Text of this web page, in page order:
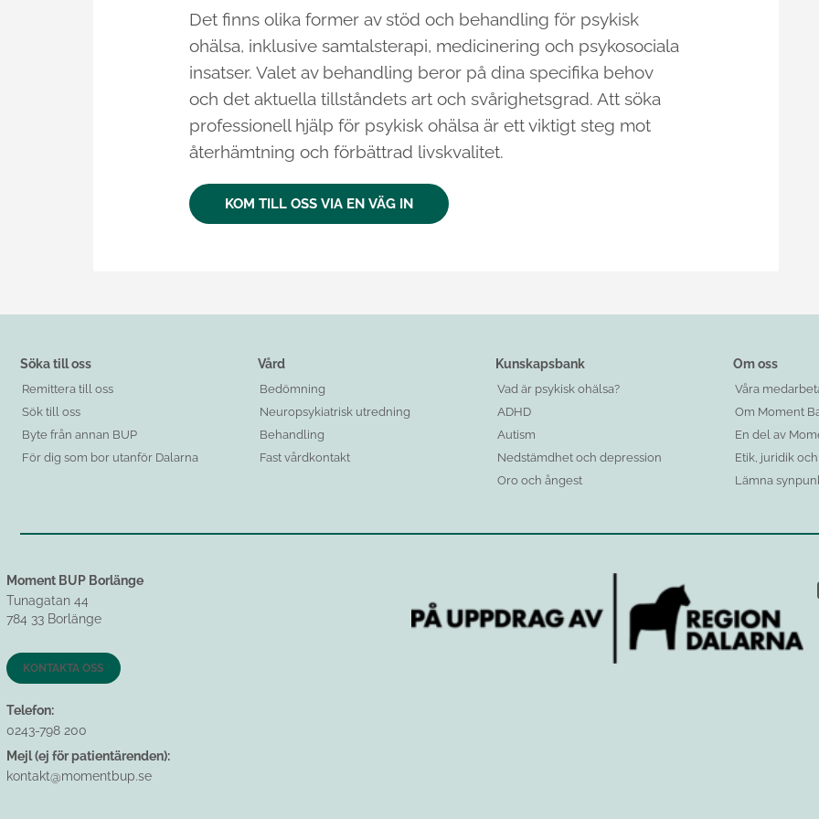
Det finns olika former av stöd och behandling för psykisk
ohälsa, inklusive samtalsterapi, medicinering och psykosociala
insatser. Valet av behandling beror på dina specifika behov
och det aktuella tillståndets art och svårighetsgrad. Att söka
professionell hjälp för psykisk ohälsa är ett viktigt steg mot
återhämtning och förbättrad livskvalitet.
KOM TILL OSS VIA EN VÄG IN
Söka till oss
Remittera till oss
Sök till oss
Byte från annan BUP
För dig som bor utanför Dalarna
Vård
Bedömning
Neuropsykiatrisk utredning
Behandling
Fast vårdkontakt
Kunskapsbank
Vad är psykisk ohälsa?
ADHD
Autism
Nedstämdhet och depression
Oro och ångest
Om oss
Våra
Om Moment
En del av
Etik, juridik
Lämna
Moment BUP Borlänge
Tunagatan 44
784 33 Borlänge
KONTAKTA OSS
Telefon:
0243-798 200
Mejl (ej för patientärenden):
kontakt@momentbup.se